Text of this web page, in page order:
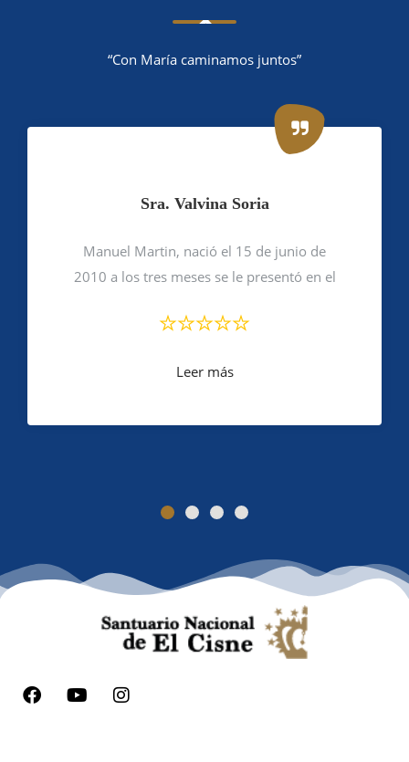
“Con María caminamos juntos”
Sra. Valvina Soria
Manuel Martin, nació el 15 de junio de
2010 a los tres meses se le presentó en el
Leer más